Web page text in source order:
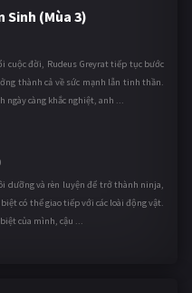
Sinh (Mùa 3)
cuộc đời, Rudeus Greyrat tiếp tục bước
thành cả về sức mạnh lẫn tinh thần.
càng khắc nghiệt, anh ...
dưỡng và rèn luyện để trở thành ninja,
có thể giao tiếp với các loài động vật.
của mình, cậu ...